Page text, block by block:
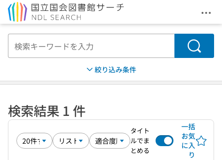
メ
検索
絞り込み条件
検索結果 1 件
タイト
ルでま
とめる
一括
お気
に入
り